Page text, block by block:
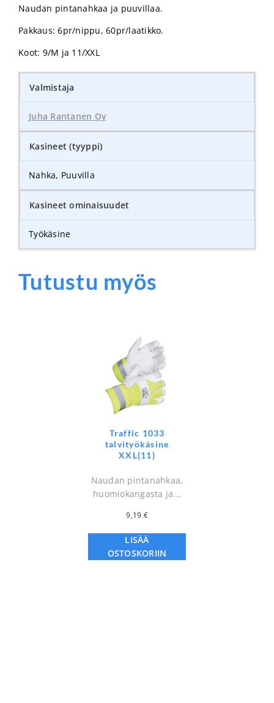
Naudan pintanahkaa ja puuvillaa.
Pakkaus: 6pr/nippu, 60pr/laatikko.
Koot: 9/M ja 11/XXL
Valmistaja
Juha Rantanen Oy
Kasineet (tyyppi)
Nahka, Puuvilla
Kasineet ominaisuudet
Työkäsine
Tutustu myös
Traffic 1033
talvityökäsine
XXL(11)
Naudan pintanahkaa,
huomiokangasta ja...
9,19 €
LISÄÄ
OSTOSKORIIN